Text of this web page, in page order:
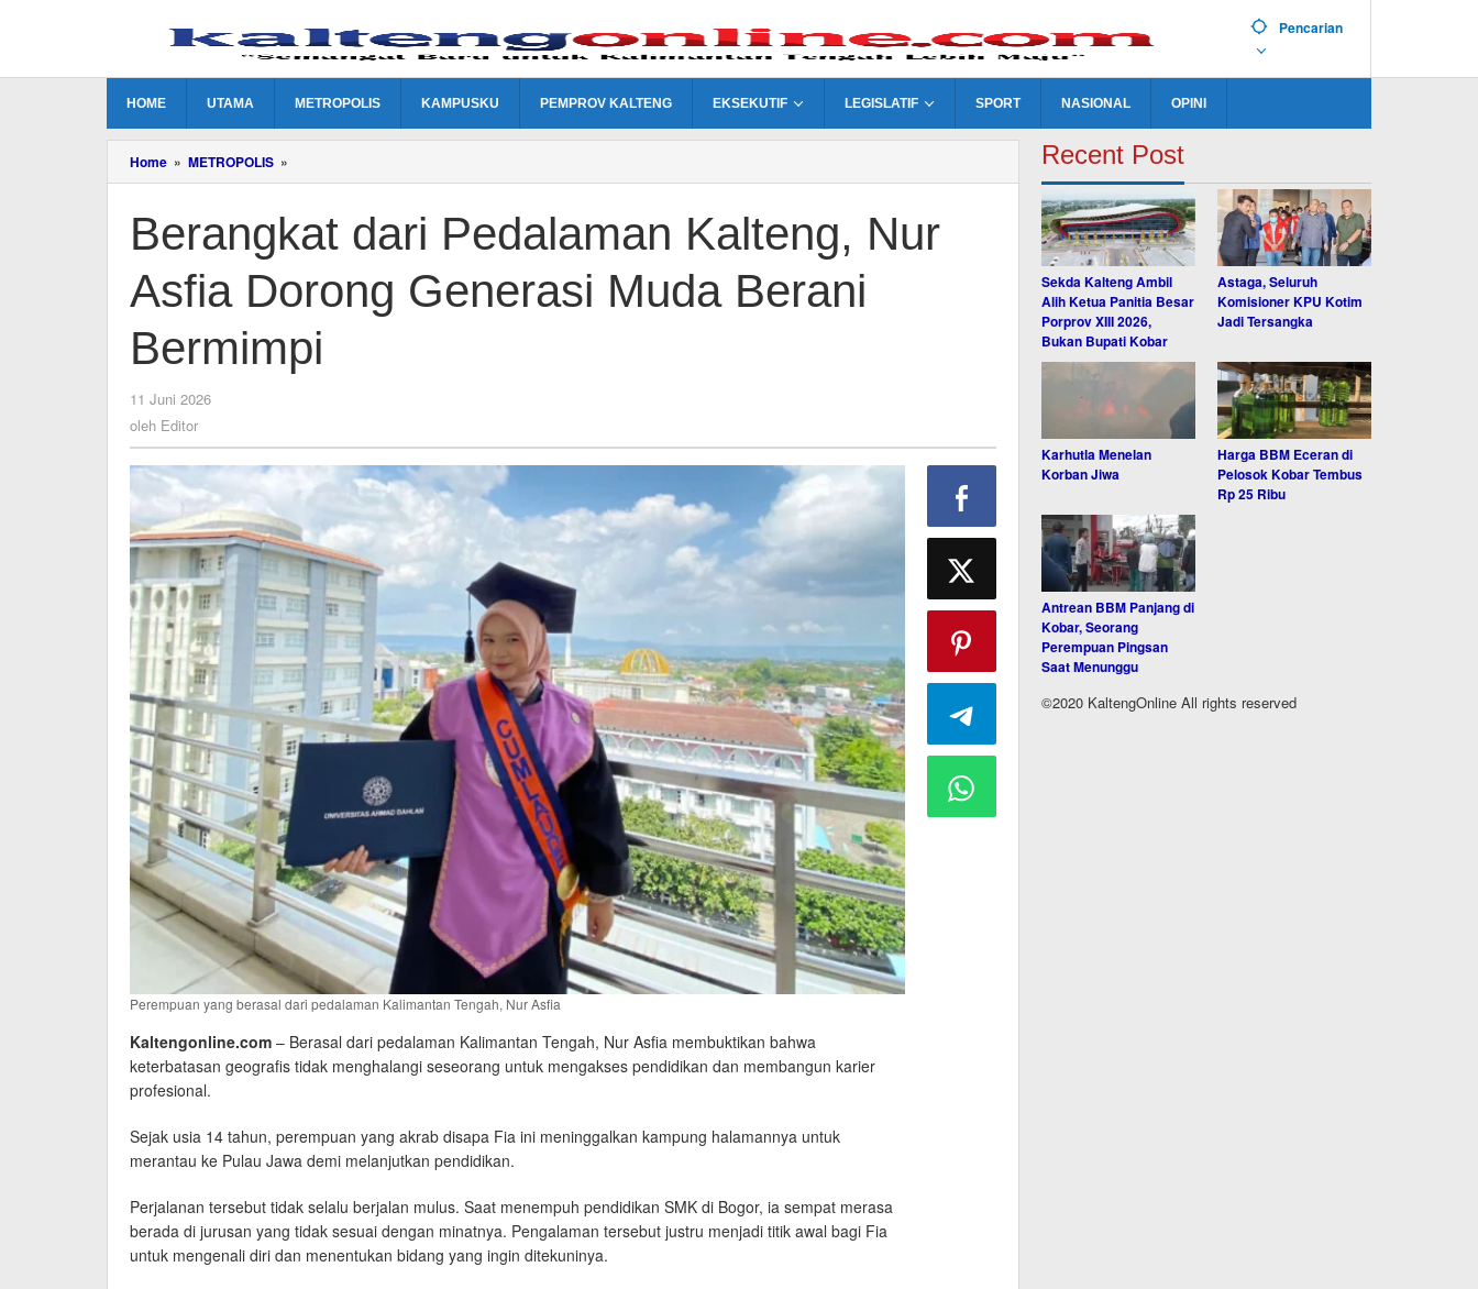
Pencarian
HOME UTAMA METROPOLIS KAMPUSKU PEMPROV KALTENG EKSEKUTIF LEGISLATIF SPORT NASIONAL OPINI
Home » METROPOLIS »
dari
Kalteng,
Nur
Dorong
Generasi
Berani
Bermimpi
Berangkat dari Pedalaman Kalteng, Nur
Asfia Dorong Generasi Muda Berani
Bermimpi
11 Juni 2026
oleh Editor
Perempuan yang berasal dari pedalaman Kalimantan Tengah, Nur Asfia
Kaltengonline.com – Berasal dari pedalaman Kalimantan Tengah, Nur Asfia membuktikan bahwa
keterbatasan geografis tidak menghalangi seseorang untuk mengakses pendidikan dan membangun karier
profesional.
Sejak usia 14 tahun, perempuan yang akrab disapa Fia ini meninggalkan kampung halamannya untuk
merantau ke Pulau Jawa demi melanjutkan pendidikan.
Perjalanan tersebut tidak selalu berjalan mulus. Saat menempuh pendidikan SMK di Bogor, ia sempat merasa
berada di jurusan yang tidak sesuai dengan minatnya. Pengalaman tersebut justru menjadi titik awal bagi Fia
untuk mengenali diri dan menentukan bidang yang ingin ditekuninya.
Recent Post
Sekda Kalteng Ambil
Alih Ketua Panitia Besar
Porprov XIII 2026,
Bukan Bupati Kobar
Astaga, Seluruh
Komisioner KPU Kotim
Jadi Tersangka
Karhutla Menelan
Korban Jiwa
Harga BBM Eceran di
Pelosok Kobar Tembus
Rp 25 Ribu
Antrean BBM Panjang di
Kobar, Seorang
Perempuan Pingsan
Saat Menunggu
©2020 KaltengOnline All rights reserved